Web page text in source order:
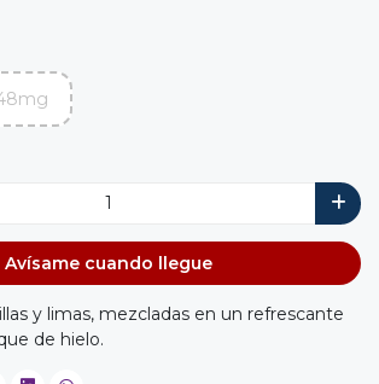
Avísame cuando llegue
y limas, mezcladas en un refrescante
de hielo.